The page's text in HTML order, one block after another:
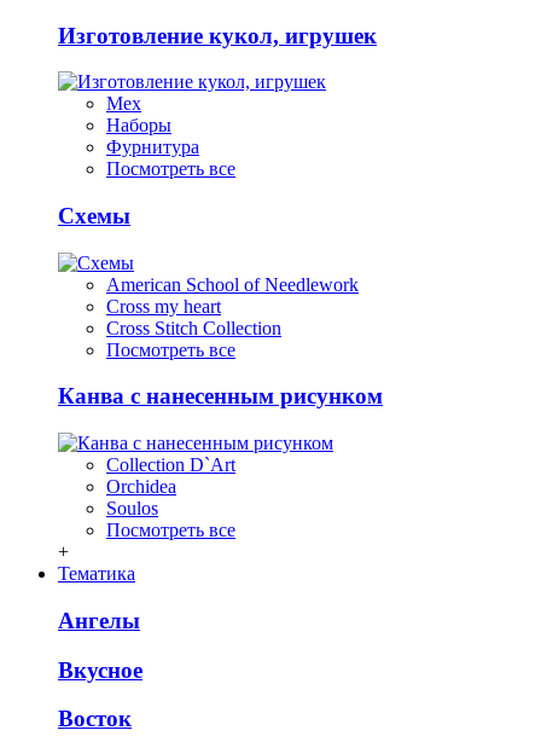
Изготовление кукол, игрушек
Мех
Наборы
Фурнитура
Посмотреть все
Схемы
American School of Needlework
Cross my heart
Cross Stitch Collection
Посмотреть все
Канва с нанесенным рисунком
Collection D`Art
Orchidea
Soulos
Посмотреть все
+
Тематика
Ангелы
Вкусное
Восток